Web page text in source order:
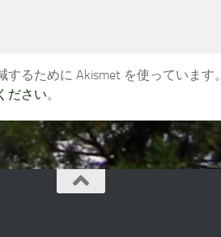
るために Akismet を使っています。
ださい。